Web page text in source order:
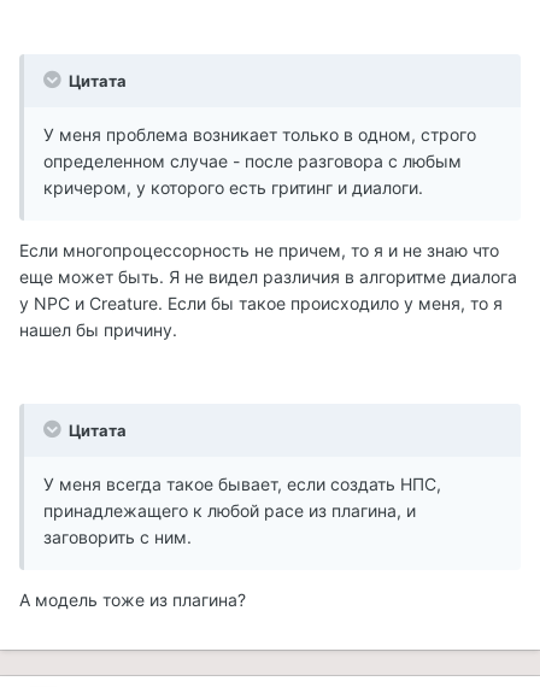
Цитата
У меня проблема возникает только в одном, строго
определенном случае - после разговора с любым
кричером, у которого есть гритинг и диалоги.
Если многопроцессорность не причем, то я и не знаю что
еще может быть. Я не видел различия в алгоритме диалога
у NPC и Creature. Если бы такое происходило у меня, то я
нашел бы причину.
Цитата
У меня всегда такое бывает, если создать НПС,
принадлежащего к любой расе из плагина, и
заговорить с ним.
А модель тоже из плагина?